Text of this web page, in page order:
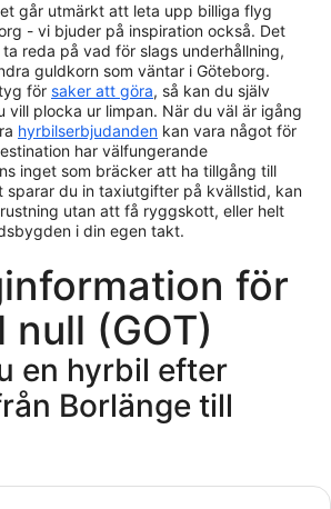
går utmärkt att leta upp billiga flyg
- vi bjuder på inspiration också. Det
reda på vad för slags underhållning,
guldkorn som väntar i Göteborg.
för saker att göra, så kan du själv
vill plocka ur limpan. När du väl är igång
hyrbilserbjudanden kan vara något för
har välfungerande
inget som bräcker att ha tillgång till
sparar du in taxiutgifter på kvällstid, kan
utan att få ryggskott, eller helt
i din egen takt.
för
null (GOT)
en hyrbil efter
Borlänge till
Spark